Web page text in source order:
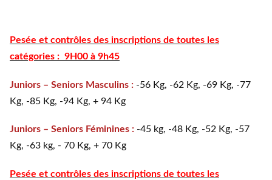
Pesée et contrôles des inscriptions de toutes les
catégories : 9H00 à 9h45
Juniors – Seniors Masculins : -56 Kg, -62 Kg, -69 Kg, -77
Kg, -85 Kg, -94 Kg, + 94 Kg
Juniors – Seniors Féminines : -45 kg, -48 Kg, -52 Kg, -57
Kg, -63 kg, - 70 Kg, + 70 Kg
Pesée et contrôles des inscriptions de toutes les